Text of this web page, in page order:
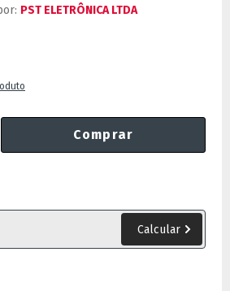
PST ELETRÔNICA LTDA
Comprar